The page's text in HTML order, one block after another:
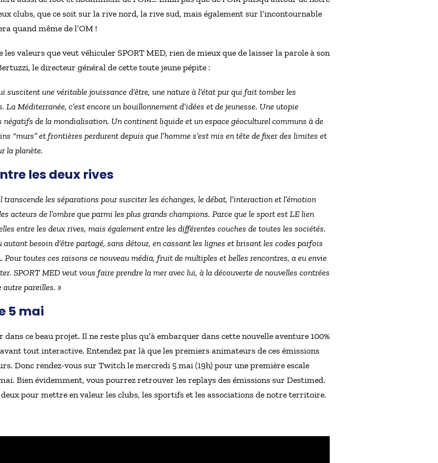
clubs, que ce soit sur la rive nord, la rive sud, mais également sur l’incontournable
quand même de l’OM !
valeurs que veut véhiculer SPORT MED, rien de mieux que de laisser la parole à son
le directeur général de cette toute jeune pépite :
suscitent une véritable jouissance d’être, une nature à l’état pur qui fait tomber les
Méditerranée, c’est encore un bouillonnement d’idées et de jeunesse. Une utopie
négatifs de la mondialisation. Un continent liquide et un espace géoculturel communs à de
“murs” et frontières perdurent depuis que l’homme s’est mis en tête de fixer des limites et
la planète.
les deux rives
transcende les séparations pour susciter les échanges, le débat, l’interaction et l’émotion
acteurs de l’ombre que parmi les plus grands champions. Parce que le sport est LE lien
entre les deux rives, mais également entre les différentes couches de toutes les sociétés.
autant besoin d’être partagé, sans détour, en cassant les lignes et brisant les codes parfois
toutes ces raisons ce nouveau média, fruit de multiples et belles rencontres, a eu envie
SPORT MED veut vous faire prendre la mer avec lui, à la découverte de nouvelles contrées
autre pareilles. »
5 mai
ce beau projet. Il ne reste plus qu’à embarquer dans cette nouvelle aventure 100%
tout interactive. Entendez par là que les premiers animateurs de ces émissions
Donc rendez-vous sur Twitch le mercredi 5 mai (19h) pour une première escale
Bien évidemment, vous pourrez retrouver les replays des émissions sur Destimed.
pour mettre en valeur les clubs, les sportifs et les associations de notre territoire.